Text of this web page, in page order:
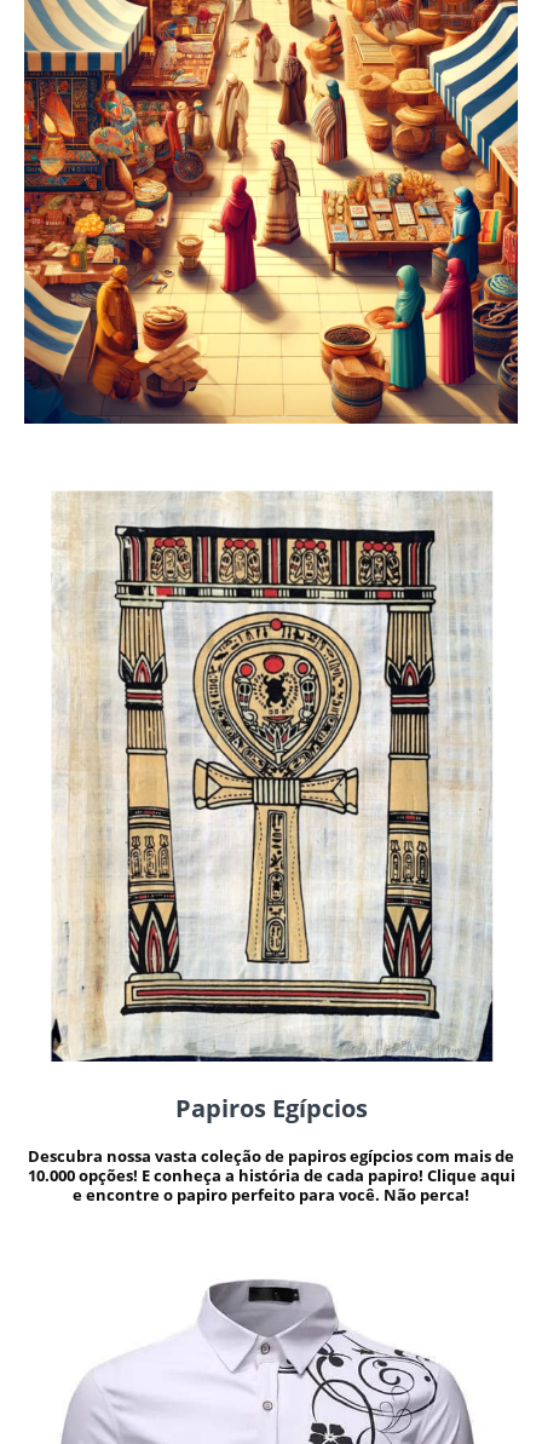
Papiros Egípcios
Descubra nossa vasta coleção de papiros egípcios com mais de
10.000 opções! E conheça a história de cada papiro! Clique aqui
e encontre o papiro perfeito para você. Não perca!